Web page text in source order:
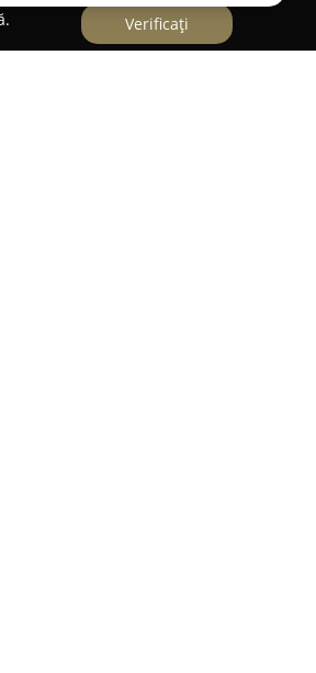
Verificați